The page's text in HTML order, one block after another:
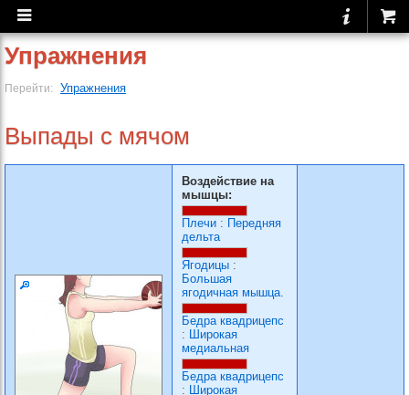
Упражнения
Перейти: Упражнения
Выпады с мячом
Воздействие на
мышцы:
Плечи : Передняя
дельта
Ягодицы :
Большая
ягодичная мышца.
Бедра квадрицепс
: Широкая
медиальная
Бедра квадрицепс
: Широкая